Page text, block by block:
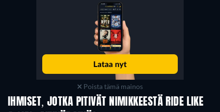
Poista tämä mainos
IHMISET, JOTKA PITIVÄT NIMIKKEESTÄ RIDE LIKE